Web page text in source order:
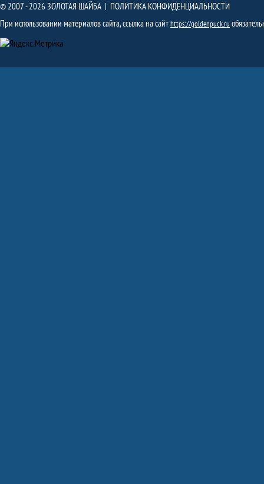
© 2007 - 2026 ЗОЛОТАЯ ШАЙБА | ПОЛИТИКА КОНФИДЕНЦИАЛЬНОСТИ
При использовании материалов сайта, ссылка на сайтhttps://goldenpuck.ru